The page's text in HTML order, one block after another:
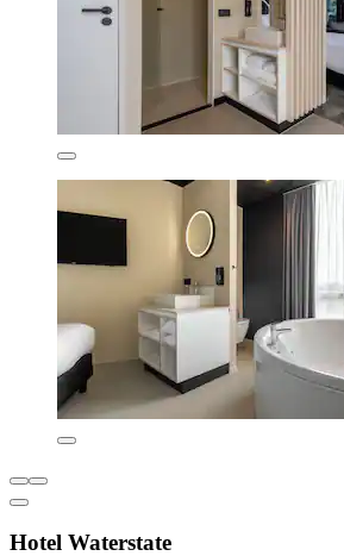
Hotel Waterstate